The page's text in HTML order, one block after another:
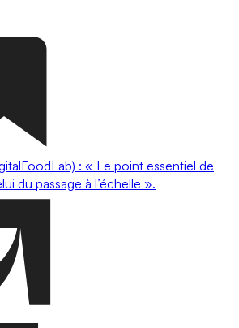
: « Le point essentiel de
du passage à l’échelle ».